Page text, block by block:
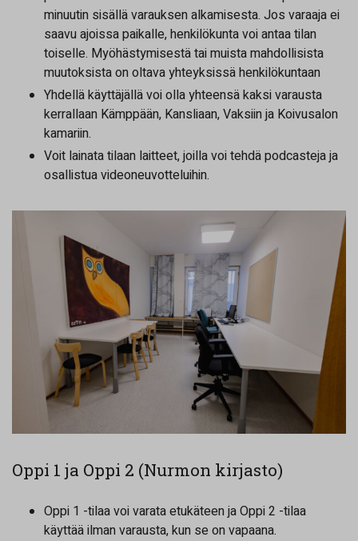
minuutin sisällä varauksen alkamisesta. Jos varaaja ei
saavu ajoissa paikalle, henkilökunta voi antaa tilan
toiselle. Myöhästymisestä tai muista mahdollisista
muutoksista on oltava yhteyksissä henkilökuntaan
Yhdellä käyttäjällä voi olla yhteensä kaksi varausta
kerrallaan Kämppään, Kansliaan, Vaksiin ja Koivusalon
kamariin.
Voit lainata tilaan laitteet, joilla voi tehdä podcasteja ja
osallistua videoneuvotteluihin.
Oppi 1 ja Oppi 2 (Nurmon kirjasto)
Oppi 1 -tilaa voi varata etukäteen ja Oppi 2 -tilaa
käyttää ilman varausta, kun se on vapaana.